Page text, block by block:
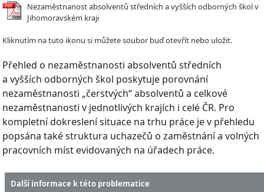
Nezaměstnanost absolventů středních a vyšších odborných škol v
Jihomoravském kraji
Kliknutím na tuto ikonu si můžete soubor buď otevřít nebo uložit.
Přehled o nezaměstnanosti absolventů středních
a vyšších odborných škol poskytuje porovnání
nezaměstnanosti „čerstvých“ absolventů a celkové
nezaměstnanosti v jednotlivých krajích i celé ČR. Pro
kompletní dokreslení situace na trhu práce je v přehledu
popsána také struktura uchazečů o zaměstnání a volných
pracovních míst evidovaných na úřadech práce.
Další informace k této problematice